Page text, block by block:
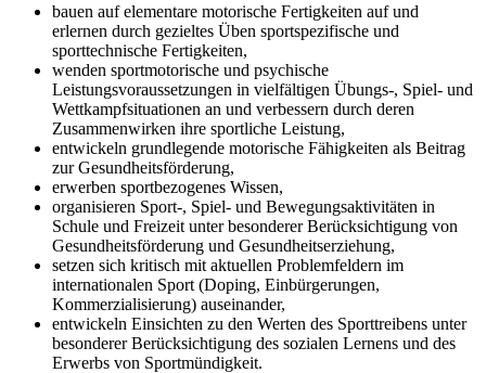
bauen auf elementare motorische Fertigkeiten auf und
erlernen durch gezieltes Üben sportspezifische und
sporttechnische Fertigkeiten,
wenden sportmotorische und psychische
Leistungsvoraussetzungen in vielfältigen Übungs-, Spiel- und
Wettkampfsituationen an und verbessern durch deren
Zusammenwirken ihre sportliche Leistung,
entwickeln grundlegende motorische Fähigkeiten als Beitrag
zur Gesundheitsförderung,
erwerben sportbezogenes Wissen,
organisieren Sport-, Spiel- und Bewegungsaktivitäten in
Schule und Freizeit unter besonderer Berücksichtigung von
Gesundheitsförderung und Gesundheitserziehung,
setzen sich kritisch mit aktuellen Problemfeldern im
internationalen Sport (Doping, Einbürgerungen,
Kommerzialisierung) auseinander,
entwickeln Einsichten zu den Werten des Sporttreibens unter
besonderer Berücksichtigung des sozialen Lernens und des
Erwerbs von Sportmündigkeit.